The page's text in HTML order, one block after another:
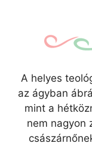
A helyes
az ágyban
mint a
nem nagyon